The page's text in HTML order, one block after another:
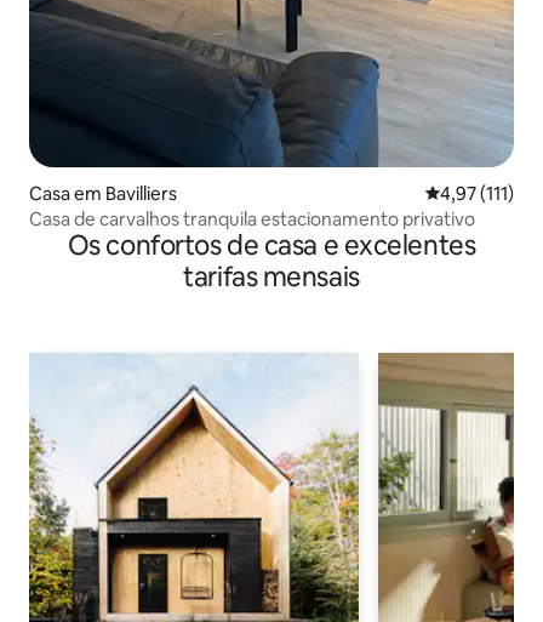
Casa em Bavilliers Classificação
4,97 (111)
Casa de carvalhos tranquila estacionamento privativo
Os confortos de casa e excelentes
tarifas mensais